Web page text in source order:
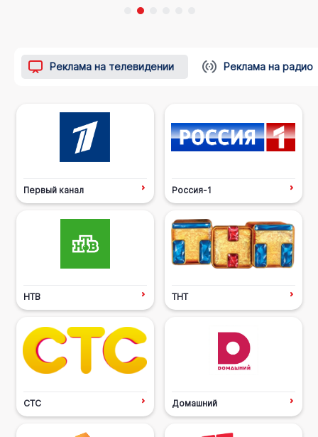
Реклама на телевидении Реклама на радио
Первый канал Россия-1
НТВ ТНТ
СТС Домашний